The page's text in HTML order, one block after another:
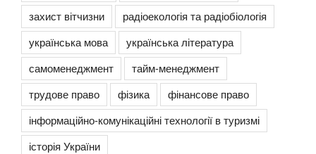
захист вітчизни
радіоекологія та радіобіологія
українська мова
українська література
самоменеджмент
тайм-менеджмент
трудове право
фізика
фінансове право
інформаційно-комунікаційні технології в туризмі
історія України